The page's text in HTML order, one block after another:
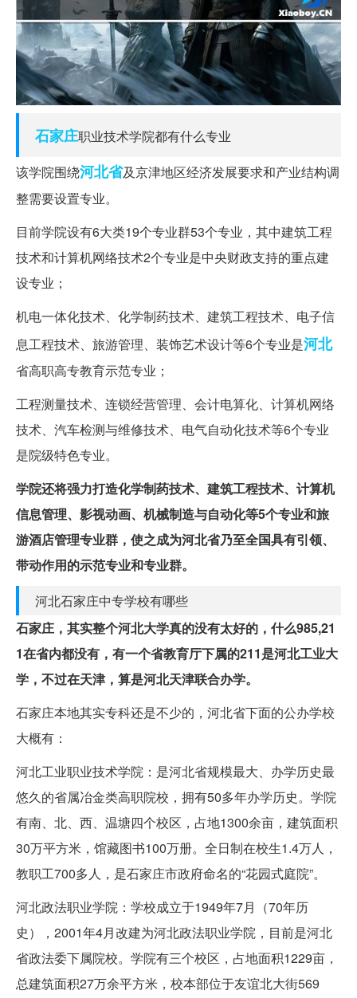
石家庄职业技术学院都有什么专业
该学院围绕河北省及京津地区经济发展要求和产业结构调
整需要设置专业。
目前学院设有6大类19个专业群53个专业，其中建筑工程
技术和计算机网络技术2个专业是中央财政支持的重点建
设专业；
机电一体化技术、化学制药技术、建筑工程技术、电子信
息工程技术、旅游管理、装饰艺术设计等6个专业是河北
省高职高专教育示范专业；
工程测量技术、连锁经营管理、会计电算化、计算机网络
技术、汽车检测与维修技术、电气自动化技术等6个专业
是院级特色专业。
学院还将强力打造化学制药技术、建筑工程技术、计算机
信息管理、影视动画、机械制造与自动化等5个专业和旅
游酒店管理专业群，使之成为河北省乃至全国具有引领、
带动作用的示范专业和专业群。
河北石家庄中专学校有哪些
石家庄，其实整个河北大学真的没有太好的，什么985,21
1在省内都没有，有一个省教育厅下属的211是河北工业大
学，不过在天津，算是河北天津联合办学。
石家庄本地其实专科还是不少的，河北省下面的公办学校
大概有：
河北工业职业技术学院：是河北省规模最大、办学历史最
悠久的省属冶金类高职院校，拥有50多年办学历史。学院
有南、北、西、温塘四个校区，占地1300余亩，建筑面积
30万平方米，馆藏图书100万册。全日制在校生1.4万人，
教职工700多人，是石家庄市政府命名的“花园式庭院”。
河北政法职业学院：学校成立于1949年7月（70年历
史），2001年4月改建为河北政法职业学院，目前是河北
省政法委下属院校。学院有三个校区，占地面积1229亩，
总建筑面积27万余平方米，校本部位于友谊北大街569